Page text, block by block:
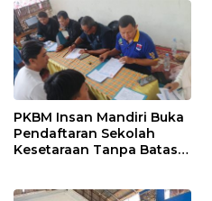
PKBM Insan Mandiri Buka
Pendaftaran Sekolah
Kesetaraan Tanpa Batas